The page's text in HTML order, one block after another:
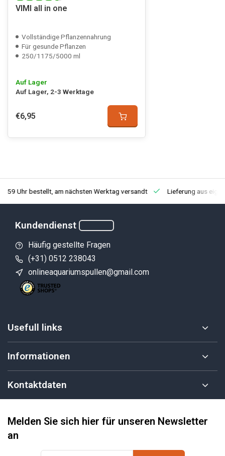
VIMI all in one
Vollständige Pflanzennahrung
Für gesunde Pflanzen
250/1175/5000 ml
Auf Lager
Auf Lager, 2-3 Werktage
€6,95
Uhr bestellt, am nächsten Werktag versandt Lieferung aus
Kundendienst
Häufig gestellte Fragen
(+31) 0512 238043
onlineaquariumspullen@gmail.com
Usefull links
Informationen
Kontaktdaten
Melden Sie sich hier für unseren Newsletter
an